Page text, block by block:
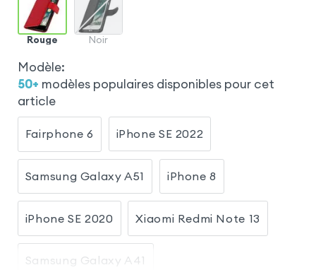
Rouge Noir
Modèle:
50+ modèles populaires disponibles pour cet
article
Fairphone 6 iPhone SE 2022
Samsung Galaxy A51 iPhone 8
iPhone SE 2020 Xiaomi Redmi Note 13
Samsung Galaxy A41